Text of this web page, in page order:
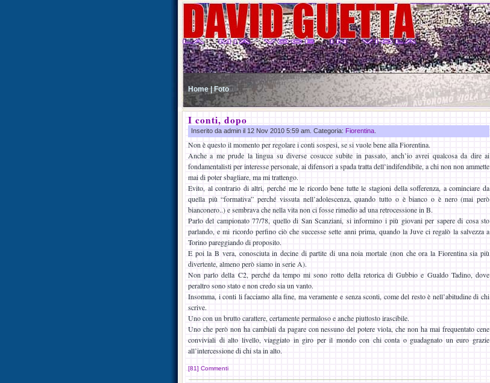
Home | Foto
I conti, dopo
Inserito da admin il 12 Nov 2010 5:59 am. Categoria: Fiorentina
Non è questo il momento per regolare i conti sospesi, se si vuole bene alla Fiorentina.
Anche a me prude la lingua su diverse cosucce subite in passato, anch’io avrei qualcosa da dire ai
fondamentalisti per interesse personale, ai difensori a spada tratta dell’indifendibile, a chi non non ammette
mai di poter sbagliare, ma mi trattengo.
Evito, al contrario di altri, perché me le ricordo bene tutte le stagioni della sofferenza, a cominciare da
quella più “formativa” perché vissuta nell’adolescenza, quando tutto o è bianco o è nero (mai però
bianconero..) e sembrava che nella vita non ci fosse rimedio ad una retrocessione in B.
Parlo del campionato 77/78, quello di San Scanziani, si informino i più giovani per sapere di cosa sto
parlando, e mi ricordo perfino ciò che successe sette anni prima, quando la Juve ci regalò la salvezza a
Torino pareggiando di proposito.
E poi la B vera, conosciuta in decine di partite di una noia mortale (non che ora la Fiorentina sia più
divertente, almeno però siamo in serie A).
Non parlo della C2, perché da tempo mi sono rotto della retorica di Gubbio e Gualdo Tadino, dove
peraltro sono stato e non credo sia un vanto.
Insomma, i conti li facciamo alla fine, ma veramente e senza sconti, come del resto è nell’abitudine di chi
scrive.
Uno con un brutto carattere, certamente permaloso e anche piuttosto irascibile.
Uno che però non ha cambiali da pagare con nessuno del potere viola, che non ha mai frequentato cene
conviviali di alto livello, viaggiato in giro per il mondo con chi conta o guadagnato un euro grazie
all’intercessione di chi sta in alto.
[81] Commenti